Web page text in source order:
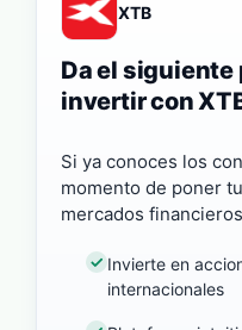
XTB
Da el siguiente
invertir con
Si ya conoces los
momento de poner
mercados
Invierte en
internacionales